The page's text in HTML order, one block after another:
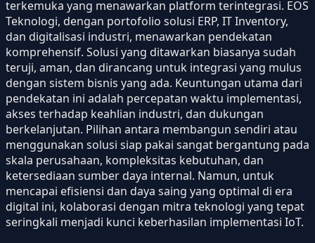
terkemuka yang menawarkan platform terintegrasi. EOS
Teknologi, dengan portofolio solusi ERP, IT Inventory,
dan digitalisasi industri, menawarkan pendekatan
komprehensif. Solusi yang ditawarkan biasanya sudah
teruji, aman, dan dirancang untuk integrasi yang mulus
dengan sistem bisnis yang ada. Keuntungan utama dari
pendekatan ini adalah percepatan waktu implementasi,
akses terhadap keahlian industri, dan dukungan
berkelanjutan. Pilihan antara membangun sendiri atau
menggunakan solusi siap pakai sangat bergantung pada
skala perusahaan, kompleksitas kebutuhan, dan
ketersediaan sumber daya internal. Namun, untuk
mencapai efisiensi dan daya saing yang optimal di era
digital ini, kolaborasi dengan mitra teknologi yang tepat
seringkali menjadi kunci keberhasilan implementasi IoT.